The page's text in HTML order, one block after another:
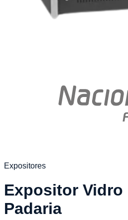
Expositores
Expositor Vidro
Padaria